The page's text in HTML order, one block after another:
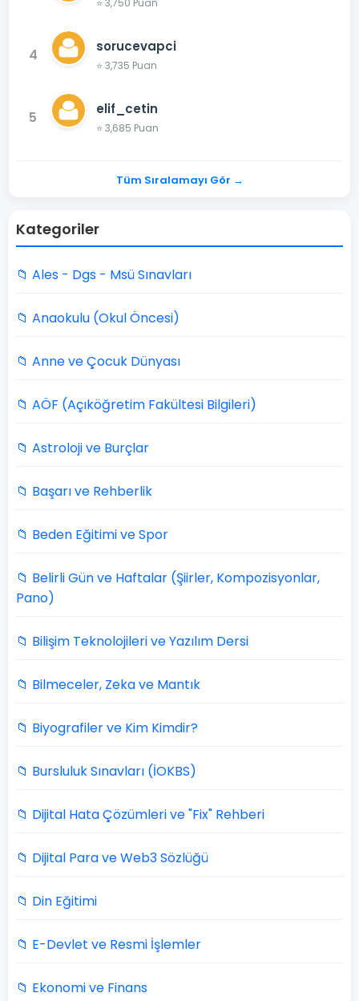
4 sorucevapci
⭐ 3,735 Puan
5 elif_cetin
⭐ 3,685 Puan
Tüm Sıralamayı Gör →
Kategoriler
📁 Ales - Dgs - Msü Sınavları
📁 Anaokulu (Okul Öncesi)
📁 Anne ve Çocuk Dünyası
📁 AÖF (Açıköğretim Fakültesi Bilgileri)
📁 Astroloji ve Burçlar
📁 Başarı ve Rehberlik
📁 Beden Eğitimi ve Spor
📁 Belirli Gün ve Haftalar (Şiirler, Kompozisyonlar,
Pano)
📁 Bilişim Teknolojileri ve Yazılım Dersi
📁 Bilmeceler, Zeka ve Mantık
📁 Biyografiler ve Kim Kimdir?
📁 Bursluluk Sınavları (İOKBS)
📁 Dijital Hata Çözümleri ve "Fix" Rehberi
📁 Dijital Para ve Web3 Sözlüğü
📁 Din Eğitimi
📁 E-Devlet ve Resmi İşlemler
📁 Ekonomi ve Finans